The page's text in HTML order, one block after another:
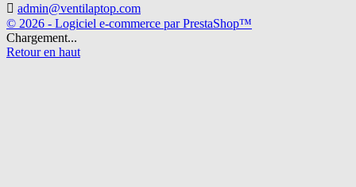
 admin@ventilaptop.com
© 2026 - Logiciel e-commerce par PrestaShop™
Chargement...
Retour en haut